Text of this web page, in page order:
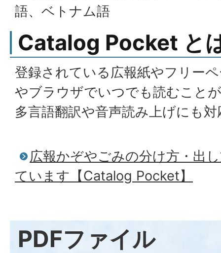
語、ベトナム語
Catalog Pocket と
登録されている広報紙やフリー
やブラウザでいつでも読むこと
多言語翻訳や音声読み上げにも
広報かぞやごみの分け方・出
ています【Catalog Pocket】
PDFファイル